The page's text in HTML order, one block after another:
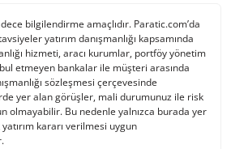
bilgilendirme amaçlıdır. Paratic.com’da
yatırım danışmanlığı kapsamında
hizmeti, aracı kurumlar, portföy yönetim
etmeyen bankalar ile müşteri arasında
sözleşmesi çerçevesinde
yer alan görüşler, mali durumunuz ile risk
olmayabilir. Bu nedenle yalnızca burada yer
kararı verilmesi uygun